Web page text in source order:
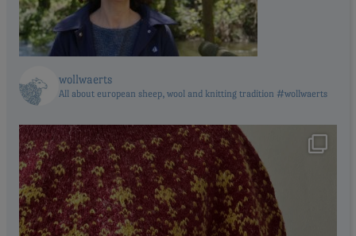
wollwaerts
All about european sheep, wool and knitting tradition #wollwaerts